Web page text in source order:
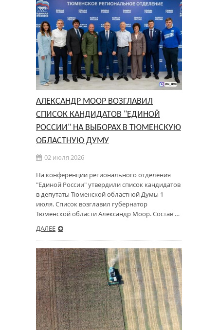
АЛЕКСАНДР МООР ВОЗГЛАВИЛ
СПИСОК КАНДИДАТОВ "ЕДИНОЙ
РОССИИ" НА ВЫБОРАХ В ТЮМЕНСКУЮ
ОБЛАСТНУЮ ДУМУ
02 июля 2026
На конференции регионального отделения
"Единой России" утвердили список кандидатов
в депутаты Тюменской областной Думы 1
июля. Список возглавил губернатор
Тюменской области Александр Моор. Состав …
ДАЛЕЕ